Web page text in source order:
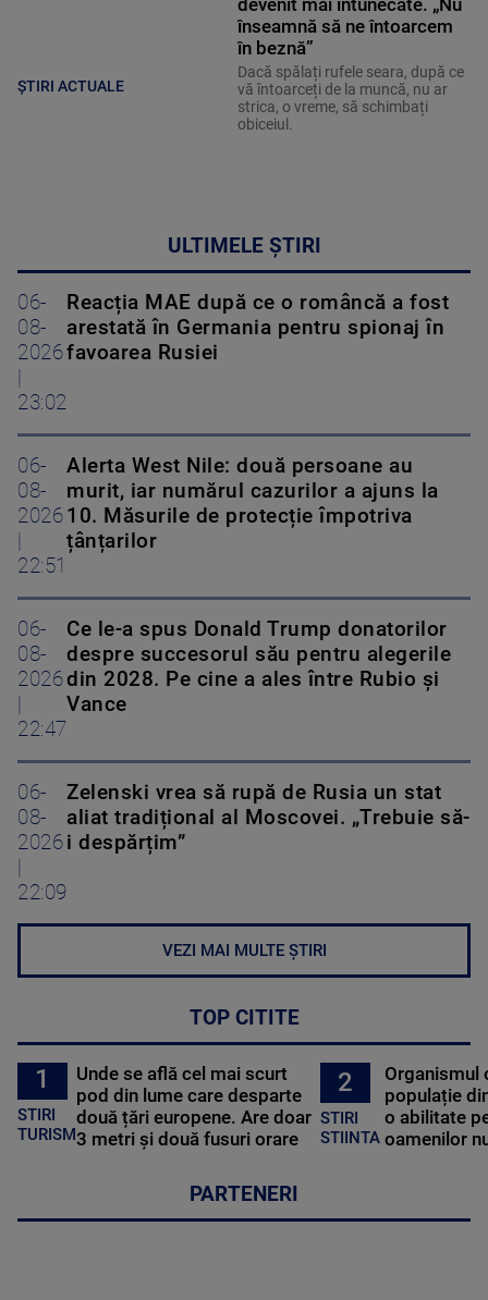
ȘTIRI ACTUALE
înseamnă să ne întoarcem
în beznă”
Dacă spălați rufele seara, după ce
vă întoarceți de la muncă, nu ar
strica, o vreme, să schimbați
obiceiul.
ULTIMELE ȘTIRI
06-
08-
2026
23:02
Reacția MAE după ce o româncă a fost
arestată în Germania pentru spionaj în
favoarea Rusiei
06-
08-
2026
22:51
Alerta West Nile: două persoane au
murit, iar numărul cazurilor a ajuns la
10. Măsurile de protecție împotriva
țânțarilor
06-
08-
2026
22:47
Ce le-a spus Donald Trump donatorilor
despre succesorul său pentru alegerile
din 2028. Pe cine a ales între Rubio și
Vance
06-
08-
2026
22:09
Zelenski vrea să rupă de Rusia un stat
aliat tradițional al Moscovei. „Trebuie să-
i despărțim”
VEZI MAI MULTE ȘTIRI
TOP CITITE
1
STIRI
TURISM
Unde se află cel mai scurt
pod din lume care desparte
două țări europene. Are doar
3 metri și două fusuri orare
2
STIRI
STIINTA
Organismul
populație
o abilitate
oamenilor
PARTENERI